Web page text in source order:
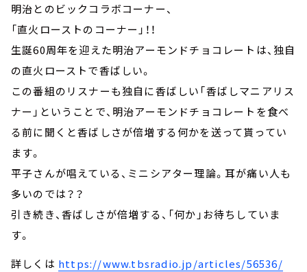
明治とのビックコラボコーナー、
「直火ローストのコーナー」！！
生誕60周年を迎えた明治アーモンドチョコレートは、独自
の直火ローストで香ばしい。
この番組のリスナーも独自に香ばしい「香ばしマニアリス
ナー」ということで、明治アーモンドチョコレートを食べ
る前に聞くと香ばしさが倍増する何かを送って貰ってい
ます。
平子さんが唱えている、ミニシアター理論。耳が痛い人も
多いのでは？？
引き続き、香ばしさが倍増する、「何か」お待ちしていま
す。
詳しくは https://www.tbsradio.jp/articles/56536/